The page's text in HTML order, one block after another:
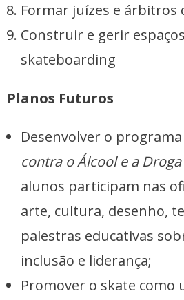
Formar juízes e árbitros
Construir e gerir
skateboarding
Planos Futuros
Desenvolver o programa
contra o Álcool e a
alunos participam nas
arte, cultura, desenho,
palestras educativas
inclusão e liderança;
Promover o skate como